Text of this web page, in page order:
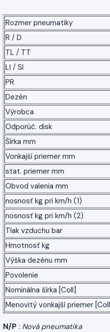
Rozmer pneumatiky
R / D
TL / TT
LI / SI
PR
Dezén
Výrobca
Odporúč. disk
Šírka mm
Vonkajší priemer mm
stat. priemer mm
Obvod valenia mm
nosnosť kg pri km/h (1)
nosnosť kg pri km/h (2)
Tlak vzduchu bar
Hmotnosť kg
Výška dezénu mm
Povolenie
Nominálna šírka [Coll]
Menovitý vonkajší priemer
N/P : Nová pneumatika